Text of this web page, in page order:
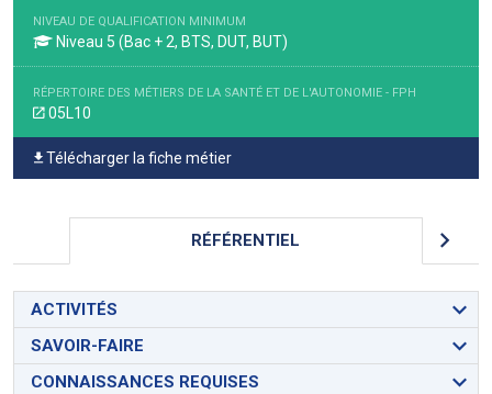
NIVEAU DE QUALIFICATION MINIMUM
Niveau 5 (Bac + 2, BTS, DUT, BUT)
RÉPERTOIRE DES MÉTIERS DE LA SANTÉ ET DE L'AUTONOMIE - FPH
05L10
Télécharger la fiche métier
RÉFÉRENTIEL
ACTIVITÉS
SAVOIR-FAIRE
CONNAISSANCES REQUISES